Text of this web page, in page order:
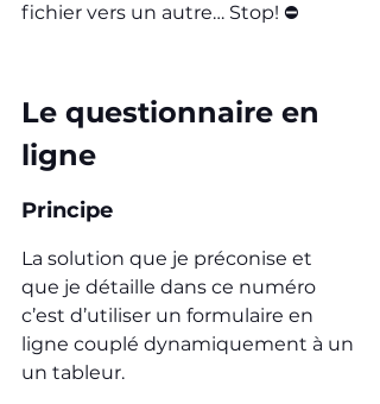
fichier vers un autre… Stop! ⛔
Le questionnaire en
ligne
Principe
La solution que je préconise et
que je détaille dans ce numéro
c’est d’utiliser un formulaire en
ligne couplé dynamiquement à un
un tableur.